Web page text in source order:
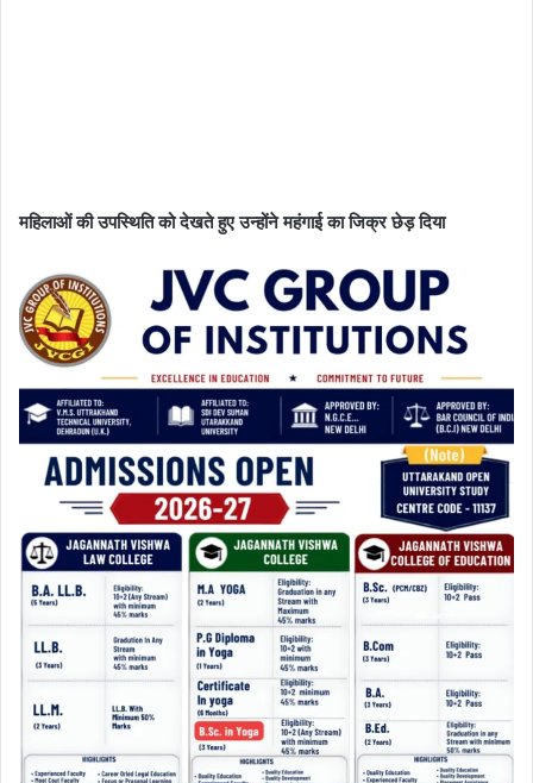
महिलाओं की उपस्थिति को देखते हुए उन्होंने महंगाई का जिक्र छेड़ दिया